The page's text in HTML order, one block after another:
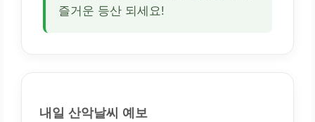
즐거운 등산 되세요!
내일 산악날씨 예보